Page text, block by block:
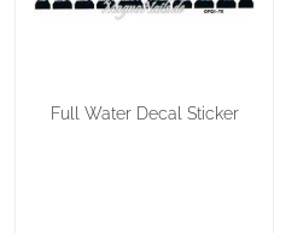
Full Water Decal Sticker